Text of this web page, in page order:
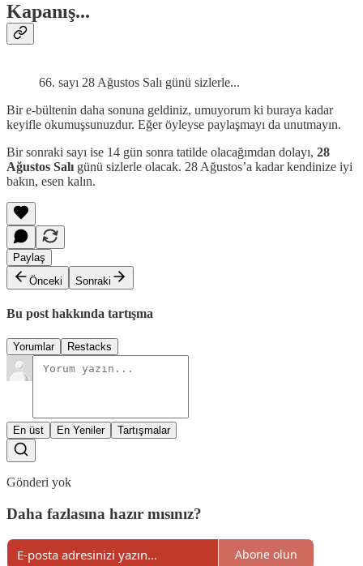
Kapanış...
66. sayı 28 Ağustos Salı günü sizlerle...
Bir e-bültenin daha sonuna geldiniz, umuyorum ki buraya kadar
keyifle okumuşsunuzdur. Eğer öyleyse paylaşmayı da unutmayın.
Bir sonraki sayı ise 14 gün sonra tatilde olacağımdan dolayı, 28
Ağustos Salı günü sizlerle olacak. 28 Ağustos’a kadar kendinize iyi
bakın, esen kalın.
Paylaş
Önceki
Sonraki
Bu post hakkında tartışma
Yorumlar Restacks
En üst En Yeniler Tartışmalar
Gönderi yok
Daha fazlasına hazır mısınız?
Abone olun